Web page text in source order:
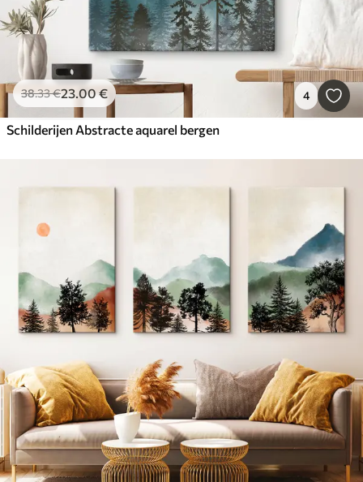
38.33€23.00€ 4
Schilderijen Abstracte aquarel bergen